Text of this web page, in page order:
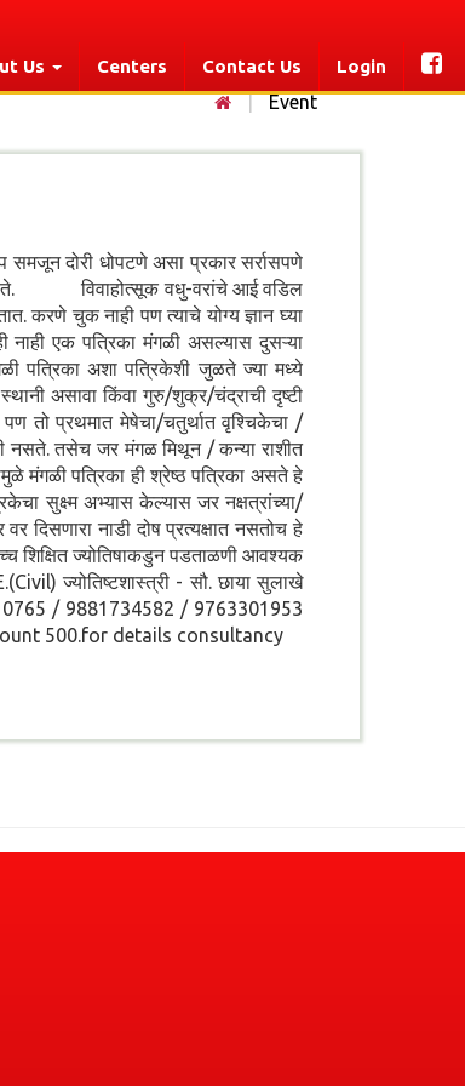
Us Centers Contact Us Login
| Event
दोरी धोपटणे असा प्रकार सर्रासपणे
असते. विवाहोत्सूक वधु-वरांचे आई वडिल
करणे चुक नाही पण त्याचे योग्य ज्ञान घ्या
एक पत्रिका मंगळी असल्यास दुसऱ्या
पत्रिका अशा पत्रिकेशी जुळते ज्या मध्ये
असावा किंवा गुरु/शुक्र/चंद्राची दृष्टी
तो प्रथमात मेषेचा/चतुर्थात वृश्चिकेचा /
नसते. तसेच जर मंगळ मिथून / कन्या राशीत
पत्रिका ही श्रेष्ठ पत्रिका असते हे
सुक्ष्म अभ्यास केल्यास जर नक्षत्रांच्या/
दिसणारा नाडी दोष प्रत्यक्षात नसतोच हे
शिक्षित ज्योतिषाकडुन पडताळणी आवश्यक
ज्योतिष्टशास्त्री - सौ. छाया सुलाखे
/ 9881734582 / 9763301953
500.for details consultancy